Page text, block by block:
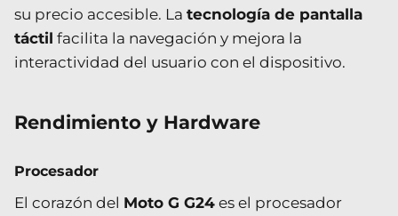
su precio accesible. La tecnología de pantalla
táctil facilita la navegación y mejora la
interactividad del usuario con el dispositivo.
Rendimiento y Hardware
Procesador
El corazón del Moto G G24 es el procesador